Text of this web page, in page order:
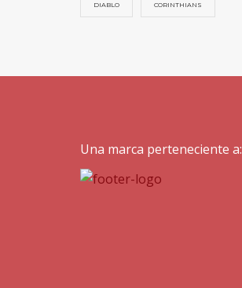
DIABLO CORINTHIANS
Una marca perteneciente a: